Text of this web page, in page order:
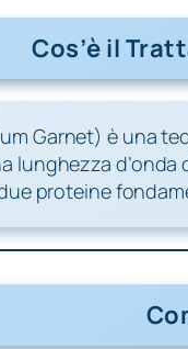
Cos’è il
Garnet) è una
lunghezza
proteine